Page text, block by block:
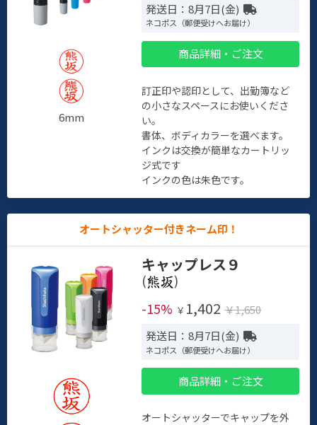
6mm
発送日：8月7日(金)
ネコポス（郵便受けへお届け）
商品詳細・ご注文
訂正印や認印として、出勤簿など
の小さなスペースにお使いくださ
い。
書体、ボディカラーを選べます。
インクは交換が簡単なカートリッ
ジ式です
インクの色は朱色です。
オートシャッター付きネーム印！
キャップレス９
(
)
-15% ￥ 1,402 ￥1,650
発送日：8月7日(金)
ネコポス（郵便受けへお届け）
商品詳細・ご注文
オートシャッターでキャップを外